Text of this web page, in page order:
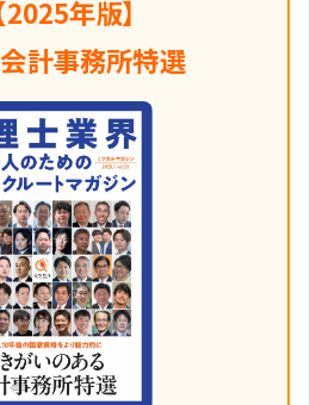
年版】
計事務所特選